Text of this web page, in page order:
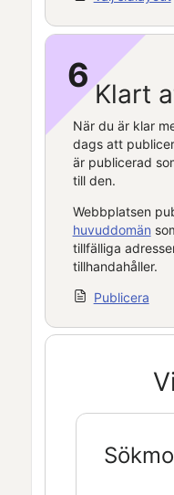
6 Klart
När du är klar
dags att
är publicerad
till den.
Webbplatsen
huvuddomän
tillfälliga
tillhandahåller.
Publicera